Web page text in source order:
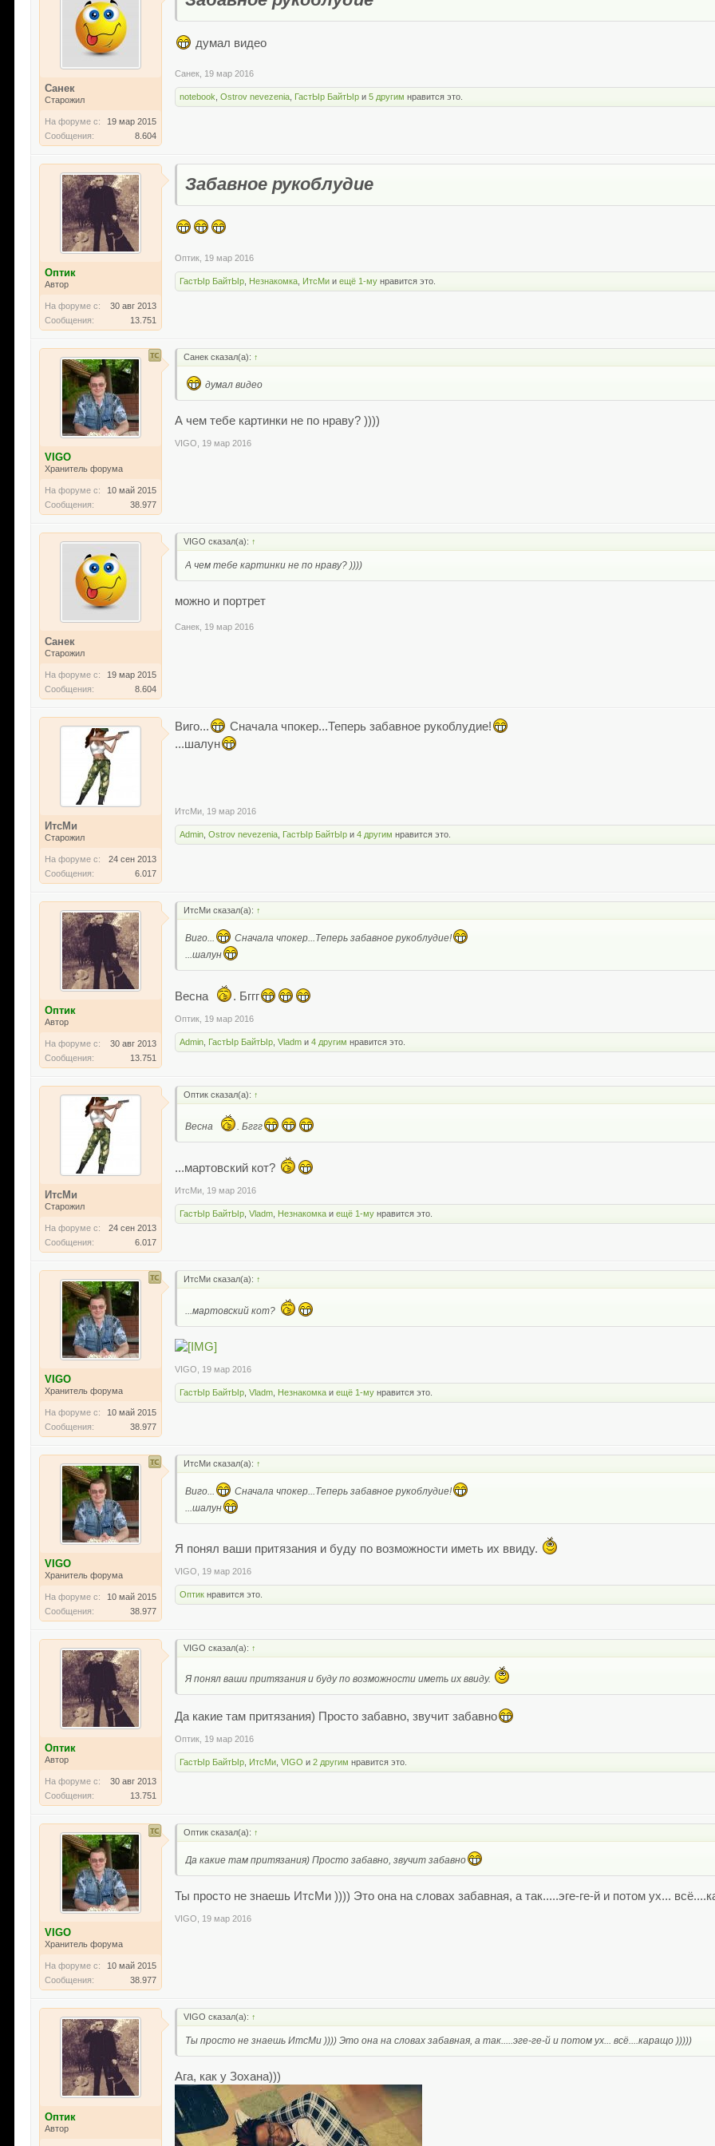
Санек
Старожил
На форуме с:
19 мар 2015
Сообщения:
8.604
думал видео
Санек 19 мар 2016
notebook ,Ostrov nevezenia ГастЫр БайтЫр и5 другим нравится это.
Оптик
Автор
На форуме с:
30 авг 2013
Сообщения:
13.751
Забавное рукоблудие
Оптик 19 мар 2016
ГастЫр БайтЫр Незнакомка ИтсМи иещё 1-му нравится это.
VIGO
Хранитель форума
На форуме с:
10 май 2015
Сообщения:
38.977
Санек сказал(а): ↑
думал видео
А чем тебе картинки не по нраву? ))))
VIGO 19 мар 2016
Санек
Старожил
На форуме с:
19 мар 2015
Сообщения:
8.604
VIGO сказал(а): ↑
А чем тебе картинки не по нраву? ))))
можно и портрет
Санек 19 мар 2016
ИтсМи
Старожил
На форуме с:
24 сен 2013
Сообщения:
6.017
Виго...
Сначала чпокер...Теперь забавное рукоблудие!
...шалун
ИтсМи 19 мар 2016
Admin ,Ostrov nevezenia ГастЫр БайтЫр и4 другим нравится это.
Оптик
Автор
На форуме с:
30 авг 2013
Сообщения:
13.751
ИтсМи сказал(а): ↑
Виго...
Сначала чпокер...Теперь забавное рукоблудие!
...шалун
Весна . Бггг
Оптик 19 мар 2016
Admin ГастЫр БайтЫр ,Vladm и4 другим нравится это.
ИтсМи
Старожил
На форуме с:
24 сен 2013
Сообщения:
6.017
Оптик сказал(а): ↑
Весна . Бггг
...мартовский кот?
ИтсМи 19 мар 2016
ГастЫр БайтЫр ,Vladm Незнакомка иещё 1-му нравится это.
VIGO
Хранитель форума
На форуме с:
10 май 2015
Сообщения:
38.977
ИтсМи сказал(а): ↑
...мартовский кот?
VIGO 19 мар 2016
ГастЫр БайтЫр ,Vladm Незнакомка иещё 1-му нравится это.
VIGO
Хранитель форума
На форуме с:
10 май 2015
Сообщения:
38.977
ИтсМи сказал(а): ↑
Виго...
Сначала чпокер...Теперь забавное рукоблудие!
...шалун
Я понял ваши притязания и буду по возможности иметь их ввиду.
VIGO 19 мар 2016
Оптик нравится это.
Оптик
Автор
На форуме с:
30 авг 2013
Сообщения:
13.751
VIGO сказал(а): ↑
Я понял ваши притязания и буду по возможности иметь их ввиду.
Да какие там притязания) Просто забавно, звучит забавно
Оптик 19 мар 2016
ГастЫр БайтЫр ИтсМи ,VIGO и2 другим нравится это.
VIGO
Хранитель форума
На форуме с:
10 май 2015
Сообщения:
38.977
Оптик сказал(а): ↑
Да какие там притязания) Просто забавно, звучит забавно
Ты просто не знаешь ИтсМи )))) Это она на словах забавная, а так.....эге-ге-й и потом ух...
VIGO 19 мар 2016
Оптик
Автор
VIGO сказал(а): ↑
Ты просто не знаешь ИтсМи )))) Это она на словах забавная, а так.....эге-ге-й и потом ух... всё....каращо )))))
Ага, как у Зохана)))